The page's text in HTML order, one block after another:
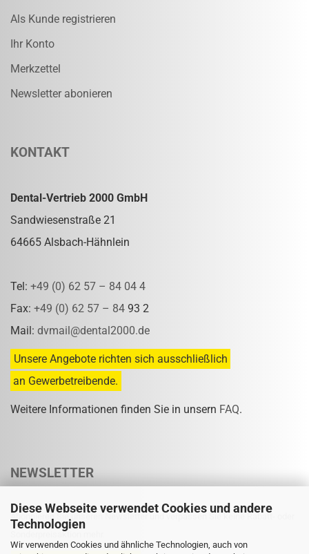
Diese Webseite verwendet Cookies und andere
Technologien
Wir verwenden Cookies und ähnliche Technologien, auch von
Als Kunde registrieren
Ihr Konto
Merkzettel
Newsletter abonieren
KONTAKT
Dental-Vertrieb 2000 GmbH
Sandwiesenstraße 21
64665 Alsbach-Hähnlein
Tel: +49 (0) 62 57 – 84 04 4
Fax: +49 (0) 62 57 – 84 93 2
Mail: dvmail@dental2000.de
Unsere Angebote richten sich ausschließlich
an Gewerbetreibende.
Weitere Informationen finden Sie in unsern FAQ.
NEWSLETTER
Abonnieren Sie unseren Newsletter und verpassen Sie keine Rabatt- oder
Sonderpreisaktion mehr.